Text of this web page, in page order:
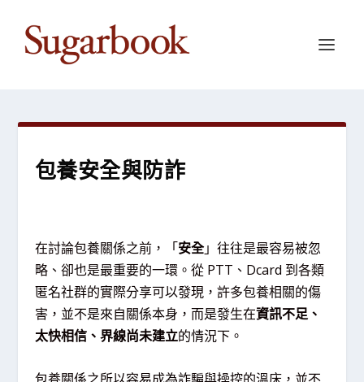
包養安全與防詐
在討論包養關係之前，「安全」往往是最容易被忽
略、卻也是最重要的一環。從 PTT、Dcard 到各類
匿名社群的實際分享可以發現，許多包養相關的傷
害，並不是來自關係本身，而是發生在資訊不足、
太快相信、界線尚未建立的情況下。
包養關係之所以容易成為詐騙與操控的溫床，並不